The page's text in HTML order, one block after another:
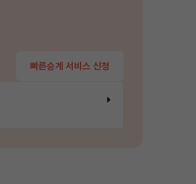
빠른승계 서비스 신청